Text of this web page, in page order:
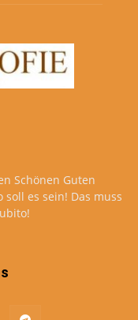
Schönen Guten
es sein! Das muss